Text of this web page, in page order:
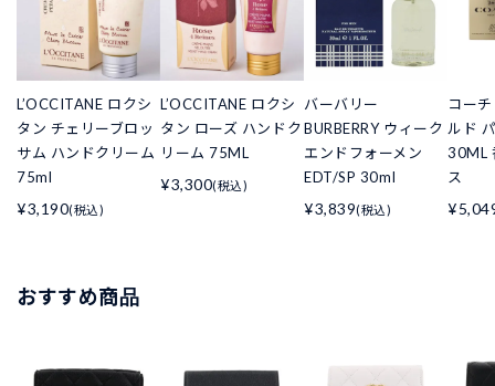
L’OCCITANE ロクシ
タン チェリーブロッ
サム ハンドクリーム
75ml
¥3,190(税込)
L’OCCITANE ロクシ
タン ローズ ハンドク
リーム 75ML
¥3,300(税込)
バーバリー
BURBERRY ウィーク
エンドフォーメン
EDT/SP 30ml
¥3,839(税込)
コー
ルド
30ML
ス
おすすめ商品